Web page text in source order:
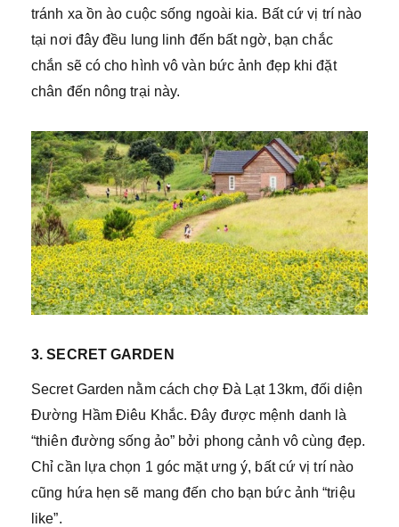
tránh xa ồn ào cuộc sống ngoài kia. Bất cứ vị trí nào
tại nơi đây đều lung linh đến bất ngờ, bạn chắc
chắn sẽ có cho hình vô vàn bức ảnh đẹp khi đặt
chân đến nông trại này.
3. SECRET GARDEN
Secret Garden nằm cách chợ Đà Lạt 13km, đối diện
Đường Hầm Điêu Khắc. Đây được mệnh danh là
“thiên đường sống ảo” bởi phong cảnh vô cùng đẹp.
Chỉ cần lựa chọn 1 góc mặt ưng ý, bất cứ vị trí nào
cũng hứa hẹn sẽ mang đến cho bạn bức ảnh “triệu
like”.